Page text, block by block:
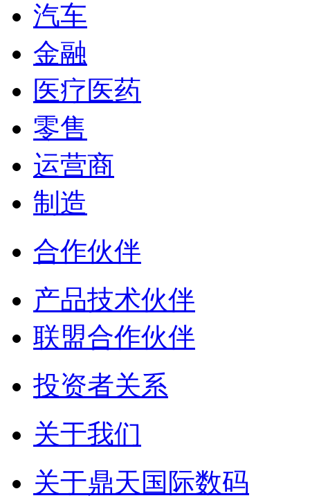
汽车
金融
医疗医药
零售
运营商
制造
合作伙伴
产品技术伙伴
联盟合作伙伴
投资者关系
关于我们
关于鼎天国际数码